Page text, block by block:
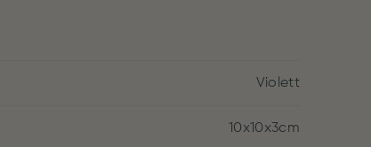
Violett
10x10x3cm